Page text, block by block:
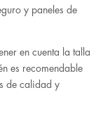
y paneles de
en cuenta la talla
es recomendable
de calidad y